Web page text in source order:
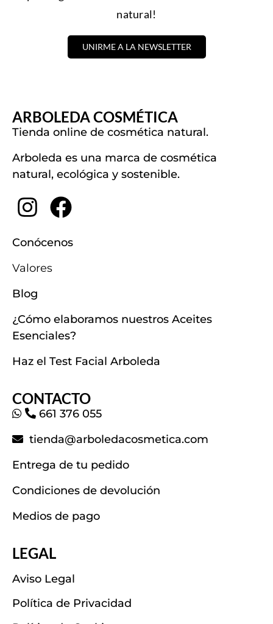
natural!
UNIRME A LA NEWSLETTER
ARBOLEDA COSMÉTICA
Tienda online de cosmética natural.
Arboleda es una marca de cosmética
natural, ecológica y sostenible.
Conócenos
Valores
Blog
¿Cómo elaboramos nuestros Aceites
Esenciales?
Haz el Test Facial Arboleda
CONTACTO
661 376 055
tienda@arboledacosmetica.com
Entrega de tu pedido
Condiciones de devolución
Medios de pago
LEGAL
Aviso Legal
Política de Privacidad